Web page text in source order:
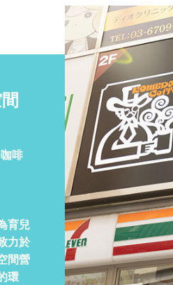
啡
育兒
力於
間營
環